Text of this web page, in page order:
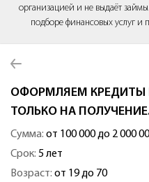
организацией и не выдаёт
подборе финансовых услуг
ОФОРМЛЯЕМ КРЕДИТЫ
ТОЛЬКО НА
Сумма: от 100 000 до 2 000
Срок: 5 лет
Возраст: от 19 до 70